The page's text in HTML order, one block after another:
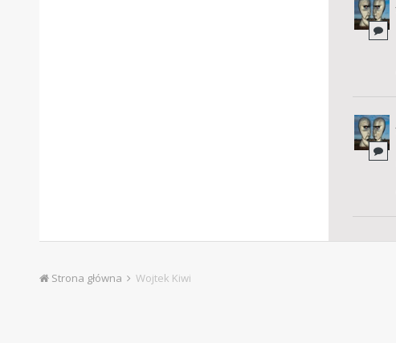
Strona główna Wojtek Kiwi